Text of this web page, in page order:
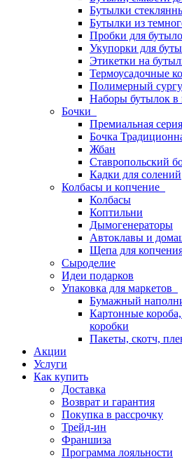
Бутылки
Бутылки из
Пробки для
Укупорки для
Этикетки на
Термоусадочные
Полимерный
Наборы бутылок в
Бочки
Премиальная серия
Бочка
Жбан
Ставропольский
Кадки для солений
Колбасы и копчение
Колбасы
Коптильни
Дымогенераторы
Автоклавы и
Щепа для
Сыроделие
Идеи подарков
Упаковка для маркетов
Бумажный
Картонные
коробки
Пакеты, скотч,
Акции
Услуги
Как купить
Доставка
Возврат и гарантия
Покупка в рассрочку
Трейд-ин
Франшиза
Программа лояльности